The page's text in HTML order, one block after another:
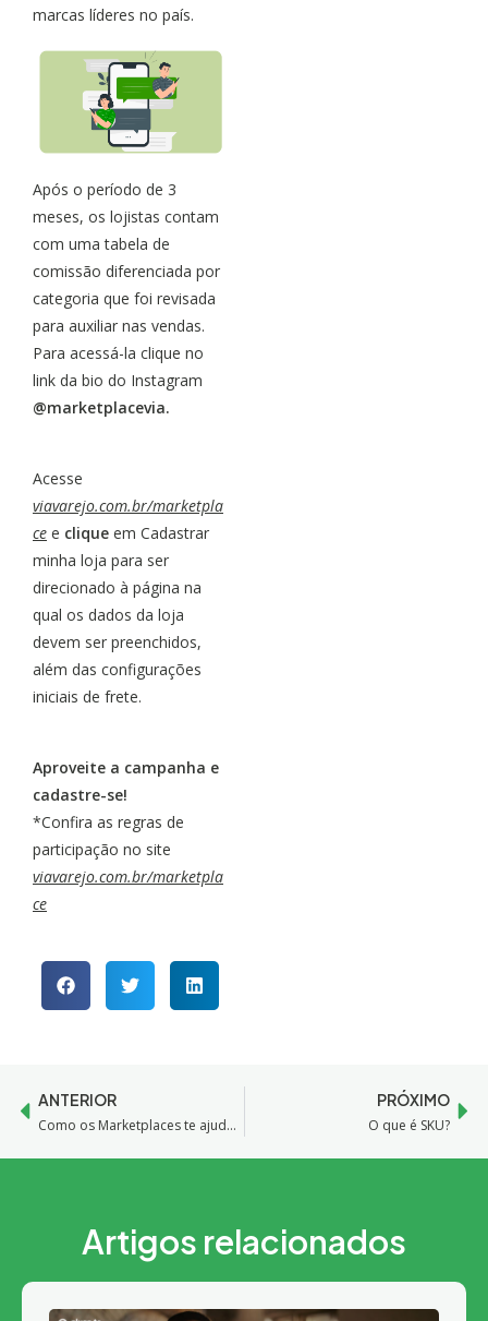
marcas líderes no país.
Após o período de 3
meses, os lojistas contam
com uma tabela de
comissão diferenciada por
categoria que foi revisada
para auxiliar nas vendas.
Para acessá-la clique no
link da bio do Instagram
@marketplacevia.
Acesse
viavarejo.com.br/marketpla
ce e clique em Cadastrar
minha loja para ser
direcionado à página na
qual os dados da loja
devem ser preenchidos,
além das configurações
iniciais de frete.
Aproveite a campanha e
cadastre-se!
*Confira as regras de
participação no site
viavarejo.com.br/marketpla
ce
ANTERIOR
Como os Marketplaces te ajudam a vender MAIS na Internet
PRÓXIMO
O que é SKU?
Artigos relacionados